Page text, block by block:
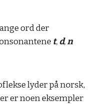
ord der
t, d,n
lyder på norsk,
er noen eksempler